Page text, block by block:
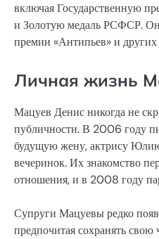
включая Государственную
и Золотую медаль РСФСР. Он
премии «Антипьев» и
Личная жизнь
Мацуев Денис никогда не
публичности. В 2006 году
будущую жену, актрису
вечеринок. Их знакомство
отношения, и в 2008 году
Супруги Мацуевы редко
предпочитая сохранять